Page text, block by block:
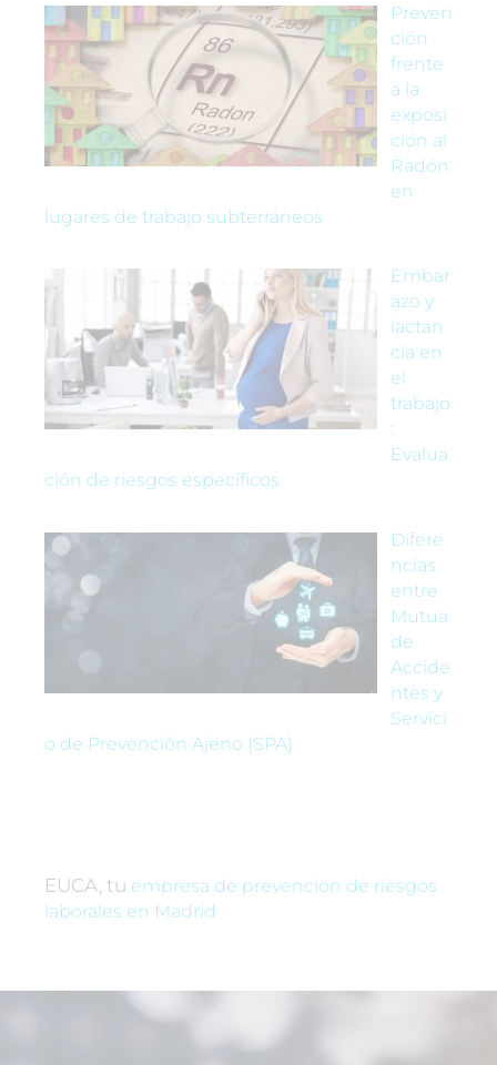
Preven
ción
frente
a la
exposi
ción al
Radón
en
lugares de trabajo subterráneos
Embar
azo y
lactan
cia en
el
trabajo
:
Evalua
ción de riesgos específicos
Difere
ncias
entre
Mutua
de
Accide
ntes y
Servici
o de Prevención Ajeno (SPA)
EUCA, tu empresa de prevencion de riesgos
laborales en Madrid